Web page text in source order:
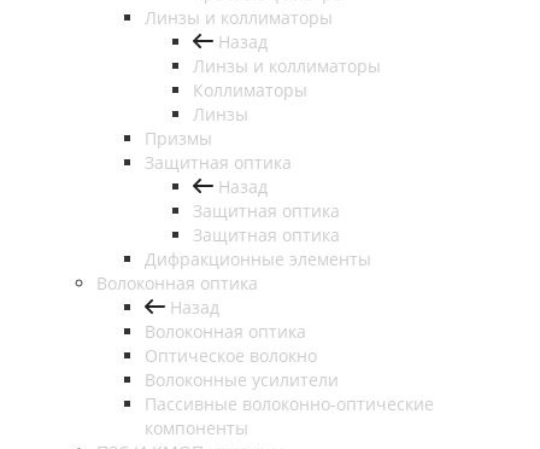
Линзы и коллиматоры
Назад
Линзы и коллиматоры
Коллиматоры
Линзы
Призмы
Защитная оптика
Назад
Защитная оптика
Защитная оптика
Дифракционные элементы
Волоконная оптика
Назад
Волоконная оптика
Оптическое волокно
Волоконные усилители
Пассивные волоконно-оптические
компоненты